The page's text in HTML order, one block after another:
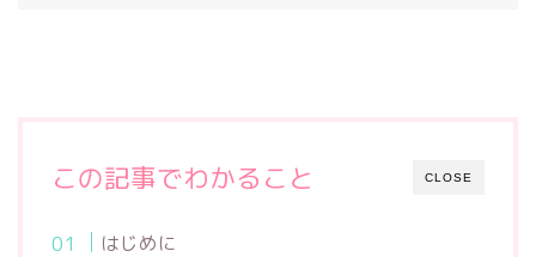
CLOSE
この記事でわかること
はじめに